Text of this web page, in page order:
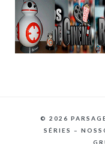
© 2026
SÉRIES –